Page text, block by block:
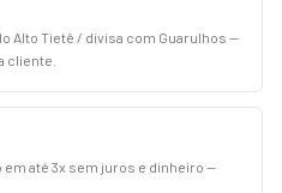
Alto Tietê / divisa com Guarulhos —
cliente.
até 3x sem juros e dinheiro —